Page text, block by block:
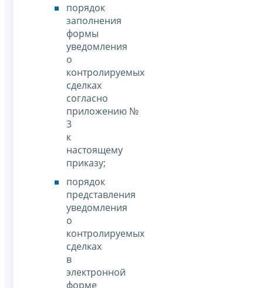
порядок
заполнения
формы
уведомления
о
контролируемых
сделках
согласно
приложению №
3
к
настоящему
приказу;
порядок
представления
уведомления
о
контролируемых
сделках
в
электронной
форме